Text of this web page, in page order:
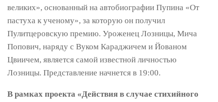
великих», основанный на автобиографии Пупина «От
пастуха к ученому», за которую он получил
Пулитцеровскую премию. Уроженец Лозницы, Мича
Попович, наряду с Вуком Караджичем и Йованом
Цвиичем, является самой известной личностью
Лозницы. Представление начнется в 19:00.
В рамках проекта «Действия в случае стихийного